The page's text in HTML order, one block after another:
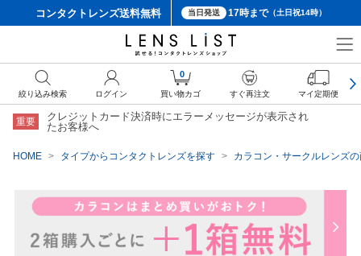
コンタクトレンズ送料無料 当日発送 17時まで（土日祝14時）
重要
クレジットカード決済時にエラーメッセージが表示され
たお客様へ
HOME タイプからコンタクトレンズを探す カラコン・サークルレンズ
絞り込み検索 ログイン
0
買い物カゴ すぐ再注文 マイ定期便
クーポン詳細